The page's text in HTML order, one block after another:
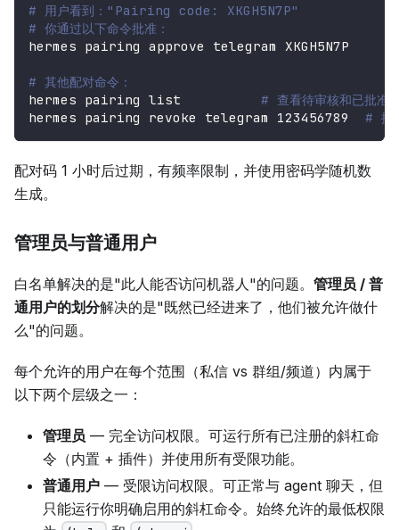
# 用户看到："Pairing code: XKGH5N7P"
# 你通过以下命令批准：
hermes pairing approve telegram XKGH5N7P
# 其他配对命令：
hermes pairing list # 查看待审核和已批准
hermes pairing revoke telegram 123456789 # 撤
配对码 1 小时后过期，有频率限制，并使用密码学随机数
生成。
管理员与普通用户
白名单解决的是"此人能否访问机器人"的问题。 管理员 / 普
通用户的划分解决的是"既然已经进来了，他们被允许做什
么"的问题。
每个允许的用户在每个范围（私信 vs 群组/频道）内属于
以下两个层级之一：
管理员 — 完全访问权限。可运行所有已注册的斜杠命
令（内置 + 插件）并使用所有受限功能。
普通用户 — 受限访问权限。可正常与 agent 聊天，但
只能运行你明确启用的斜杠命令。始终允许的最低权限